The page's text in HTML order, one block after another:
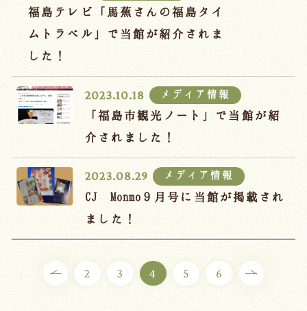
福島テレビ「馬蕉さんの福島タイ
ムトラベル」で当館が紹介されま
した！
2023.10.18 メディア情報
「福島市観光ノート」で当館が紹
介されました！
2023.08.29 メディア情報
CJ Monmo９月号に当館が掲載され
ました！
2 3 4 5 6